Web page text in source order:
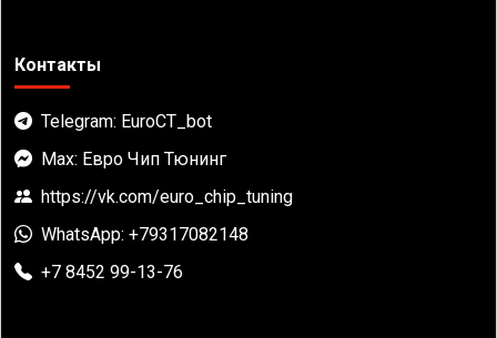
Контакты
Telegram: EuroCT_bot
Max: Евро Чип Тюнинг
https://vk.com/euro_chip_tuning
WhatsApp: +79317082148
+7 8452 99-13-76